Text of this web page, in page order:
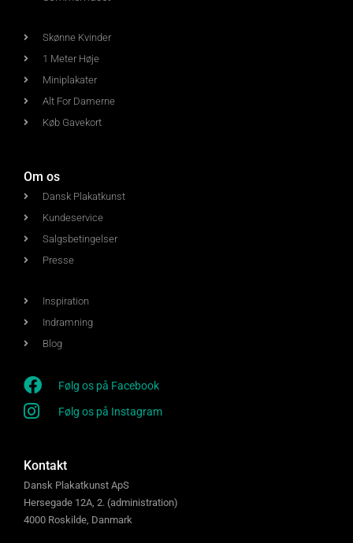
Skønne Kvinder
1 Meter Høje
Miniplakater
Alt For Damerne
Køb Gavekort
Om os
Dansk Plakatkunst
Kundeservice
Salgsbetingelser
Presse
Inspiration
Indramning
Blog
Følg os på Facebook
Følg os på Instagram
Kontakt
Dansk Plakatkunst ApS
Hersegade 12A, 2. (administration)
4000 Roskilde, Danmark